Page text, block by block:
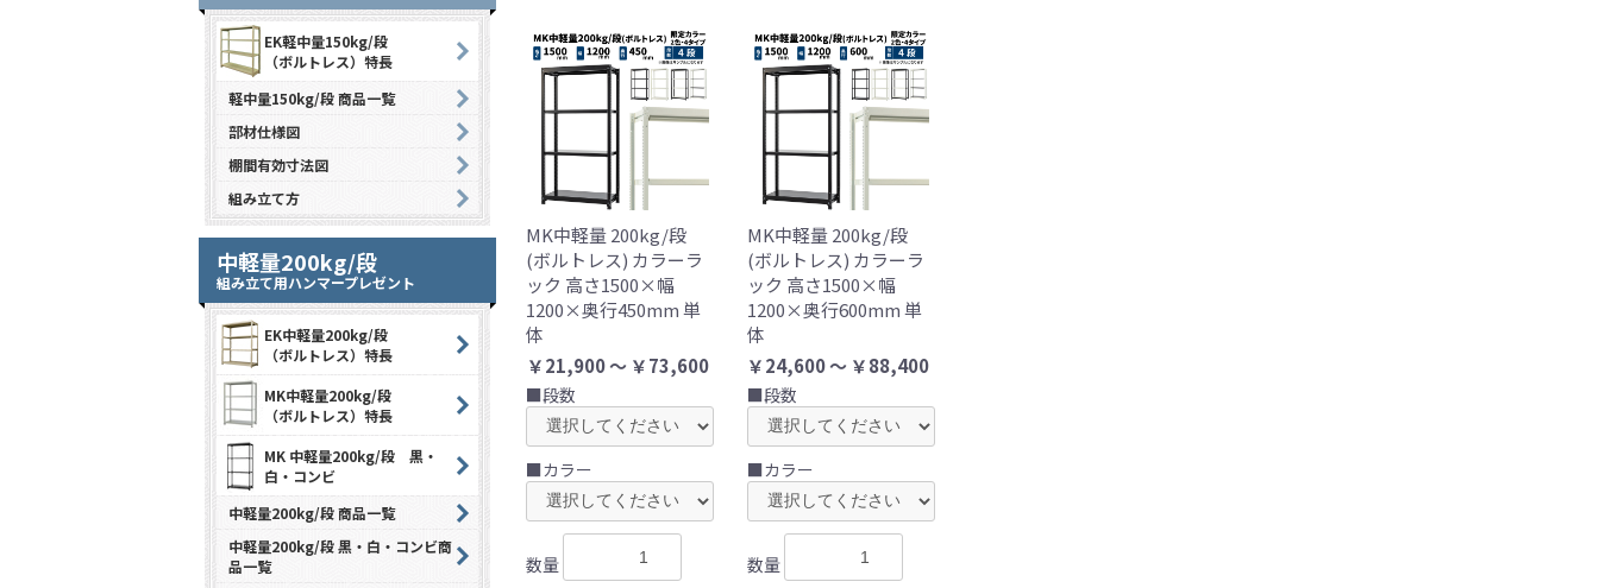
EK軽中量150kg/段
（ボルトレス）特長
軽中量150kg/段 商品一覧
部材仕様図
棚間有効寸法図
組み立て方
中軽量200kg/段
組み立て用ハンマープレゼント
EK中軽量200kg/段
（ボルトレス）特長
MK中軽量200kg/段
（ボルトレス）特長
MK 中軽量200kg/段 黒・
白・コンビ
中軽量200kg/段 商品一覧
中軽量200kg/段 黒・白・コンビ商
品一覧
MK中軽量 200kg/段
(ボルトレス) カラーラ
ック 高さ1500×幅
1200×奥行450mm 単
体
￥21,900 ～ ￥73,600
■段数
■カラー
数量
MK中軽量 200kg/段
(ボルトレス) カラーラ
ック 高さ1500×幅
1200×奥行600mm 単
体
￥24,600 ～ ￥88,400
■段数
■カラー
数量